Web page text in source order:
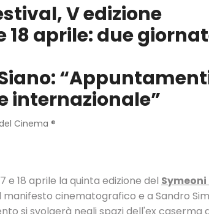
V edizione
18 aprile: due
internazionale”
Cinema ®
e 18 aprile la quinta edizione del
cinematografico e a Sandro
si svolgerà negli spazi dell'ex caserma